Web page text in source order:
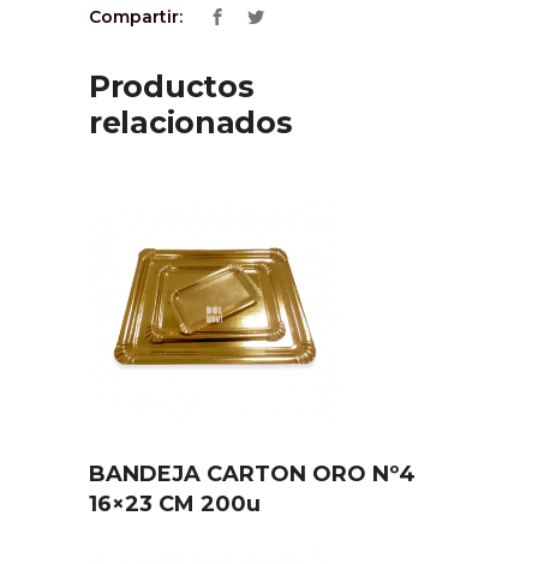
Compartir:
Productos
relacionados
BANDEJA CARTON ORO Nº4
16×23 CM 200u